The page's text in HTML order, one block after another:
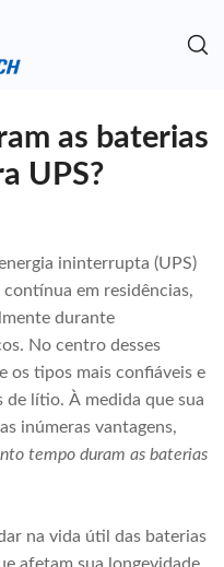
as baterias
UPS?
ininterrupta (UPS)
em residências,
durante
No centro desses
os tipos mais confiáveis ​​e
de lítio. À medida que sua
inúmeras vantagens,
tempo duram as baterias
na vida útil das baterias